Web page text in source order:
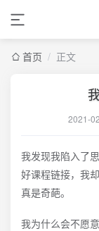
首页 / 正文
2021-
我发现我陷入了
好课程链接，我
真是奇葩。
我为什么会不愿